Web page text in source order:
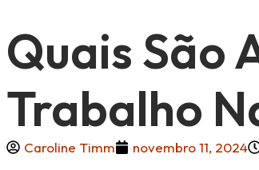
Quais São
Trabalho
Caroline Timm novembro 11, 2024